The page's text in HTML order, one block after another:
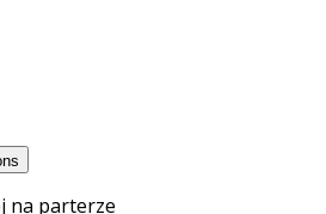
na parterze